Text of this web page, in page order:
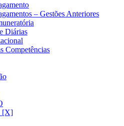
– Gestões Anteriores
Diárias
Competências
[X]